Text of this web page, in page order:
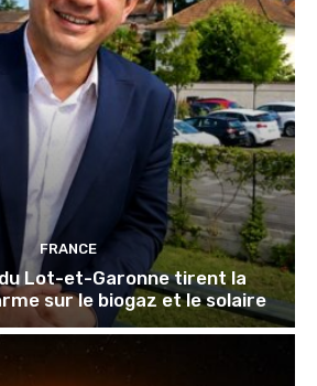
FRANCE
Lot-et-Garonne tirent la
sur le biogaz et le solaire